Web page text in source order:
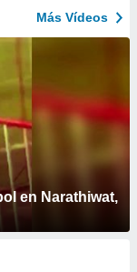
Más Vídeos
en Narathiwat,